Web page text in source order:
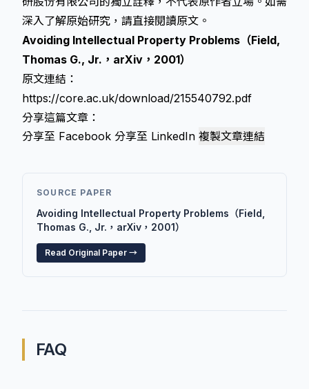
深入了解原始研究，請直接閱讀原文。
Avoiding Intellectual Property Problems（Field,
Thomas G., Jr.，arXiv，2001）
原文連結：
https://core.ac.uk/download/215540792.pdf
分享這篇文章：
分享至 Facebook 分享至 LinkedIn 複製文章連結
SOURCE PAPER
Avoiding Intellectual Property Problems（Field,
Thomas G., Jr.，arXiv，2001）
Read Original Paper →
FAQ